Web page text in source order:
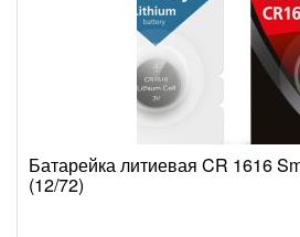
Батарейка литиевая CR 1616
(12/72)